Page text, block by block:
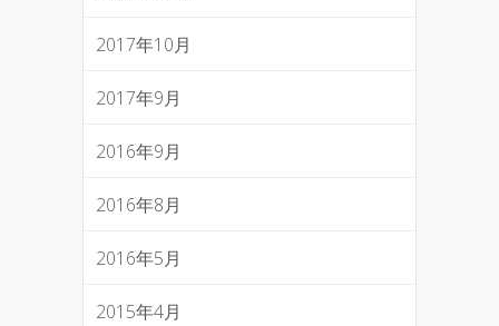
2017年10月
2017年9月
2016年9月
2016年8月
2016年5月
2015年4月